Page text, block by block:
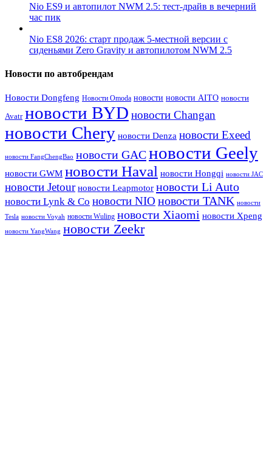
Nio ES9 и автопилот NWM 2.5: тест-драйв в вечерний
час пик
Nio ES8 2026: старт продаж 5-местной версии с
сиденьями Zero Gravity и автопилотом NWM 2.5
Новости по автобрендам
Новости Dongfeng Новости Omoda новости новости AITO новости
Avatr новости BYD новости Changan
новости Chery новости Denza новости Exeed
новости FangChengBao новости GACновости Geely
новости GWM новости Haval новости Hongqi новости JAC
новости Jetour новости Leapmotor новости Li Auto
новости Lynk & Co новости NIO новости TANK новости
Tesla новости Voyah новости Wuling новости Xiaomi новости Xpeng
новости YangWang новости Zeekr